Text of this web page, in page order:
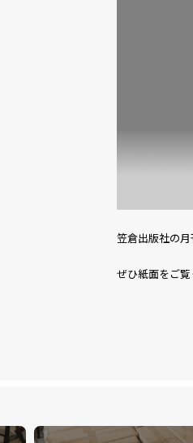
笠倉出版社の
ぜひ紙面をご覧